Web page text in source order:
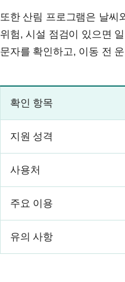
또한 산림 프로그램은 날씨
위험, 시설 점검이 있으면
문자를 확인하고, 이동 전
확인 항목
지원 성격
사용처
주요 이용
유의 사항